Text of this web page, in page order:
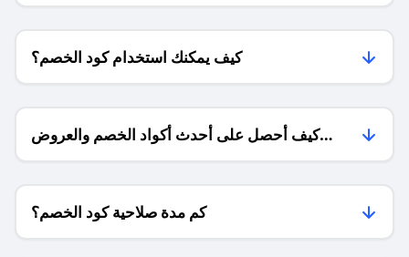
كيف يمكنك استخدام كود الخصم؟
كيف أحصل على أحدث أكواد الخصم والعروض
للمتاجر؟
كم مدة صلاحية كود الخصم؟